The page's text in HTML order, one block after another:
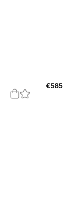
€585